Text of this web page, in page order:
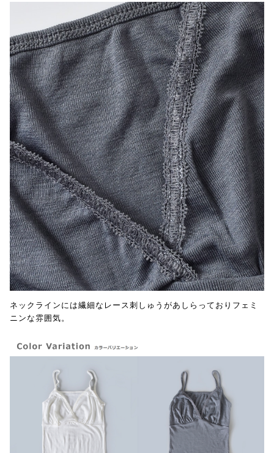
ネックラインには繊細なレース刺しゅうがあしらっておりフェミ
ニンな雰囲気。